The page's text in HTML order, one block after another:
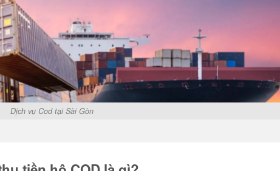
Dịch vụ Cod tại Sài Gòn